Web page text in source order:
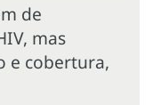
de
mas
e cobertura,